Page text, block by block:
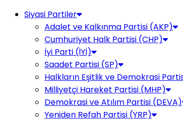
Siyasi Partiler
Adalet ve Kalkınma Partisi (AKP)
Cumhuriyet Halk Partisi (CHP)
İyi Parti (İYİ)
Saadet Partisi (SP)
Halkların Eşitlik ve Demokrasi
Milliyetçi Hareket Partisi (MHP)
Demokrasi ve Atılım Partisi (DEVA)
Yeniden Refah Partisi (YRP)